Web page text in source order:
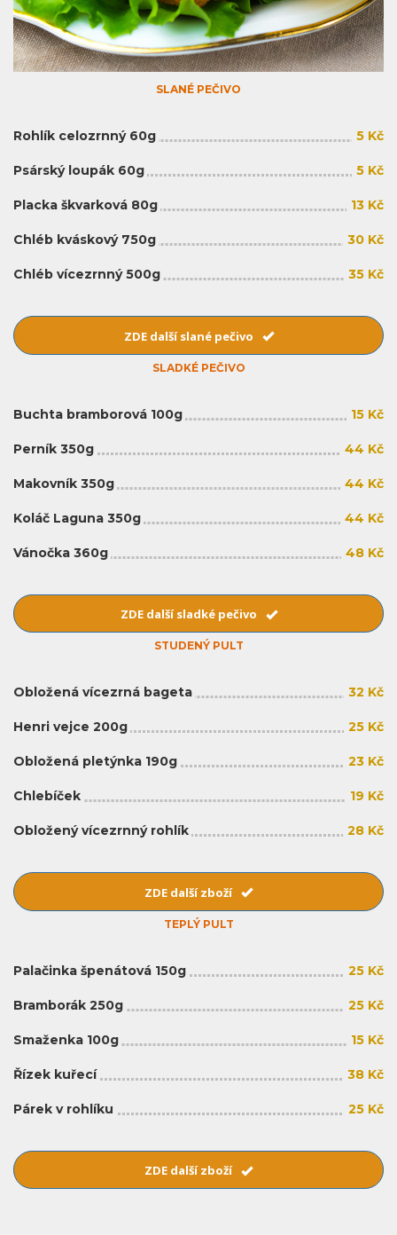
SLANÉ PEČIVO
Rohlík celozrnný 60g 5 Kč
Psárský loupák 60g 5 Kč
Placka škvarková 80g 13 Kč
Chléb kváskový 750g 30 Kč
Chléb vícezrnný 500g 35 Kč
ZDE další slané pečivo
SLADKÉ PEČIVO
Buchta bramborová 100g 15 Kč
Perník 350g 44 Kč
Makovník 350g 44 Kč
Koláč Laguna 350g 44 Kč
Vánočka 360g 48 Kč
ZDE další sladké pečivo
STUDENÝ PULT
Obložená vícezrná bageta 32 Kč
Henri vejce 200g 25 Kč
Obložená pletýnka 190g 23 Kč
Chlebíček 19 Kč
Obložený vícezrnný rohlík 28 Kč
ZDE další zboží
TEPLÝ PULT
Palačinka špenátová 150g 25 Kč
Bramborák 250g 25 Kč
Smaženka 100g 15 Kč
Řízek kuřecí 38 Kč
Párek v rohlíku 25 Kč
ZDE další zboží